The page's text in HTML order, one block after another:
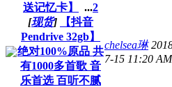
送记忆卡】
...2
[现货]
【抖音
Pendrive 32gb】
绝对100%原品 共
有1000多首歌 音
乐首选 百听不腻
chelsea琳
7-15 11:20 AM